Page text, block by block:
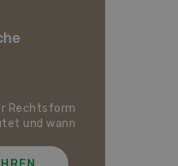
Rechtsform
und wann